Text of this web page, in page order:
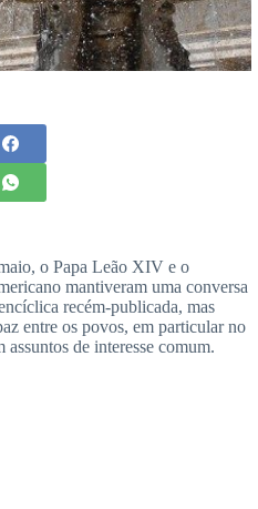
o Papa Leão XIV e o
mantiveram uma conversa
recém-publicada, mas
entre os povos, em particular no
de interesse comum.